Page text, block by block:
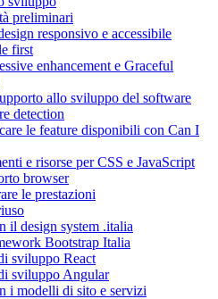
preliminari
responsivo e accessibile
first
enhancement e Graceful
allo sviluppo del software
detection
le feature disponibili con Can I
e risorse per CSS e JavaScript
browser
le prestazioni
il design system .italia
Bootstrap Italia
sviluppo React
sviluppo Angular
i modelli di sito e servizi